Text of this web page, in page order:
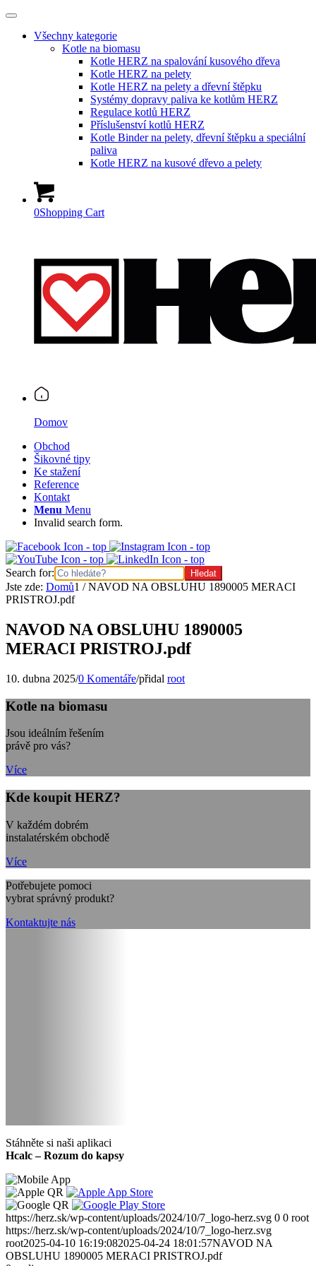
Všechny kategorie
Kotle na biomasu
Kotle HERZ na spalování kusového dřeva
Kotle HERZ na pelety
Kotle HERZ na pelety a dřevní štěpku
Systémy dopravy paliva ke kotlům HERZ
Regulace kotlů HERZ
Příslušenství kotlů HERZ
Kotle Binder na pelety, dřevní štěpku a speciální
paliva
Kotle HERZ na kusové dřevo a pelety
0Shopping Cart
Domov
Obchod
Šikovné tipy
Ke stažení
Reference
Kontakt
Menu Menu
Invalid search form.
Search for:
Jste zde: Domů1 / NAVOD NA OBSLUHU 1890005 MERACI
PRISTROJ.pdf
NAVOD NA OBSLUHU 1890005
MERACI PRISTROJ.pdf
10. dubna 2025/0 Komentáře/přidal root
Kotle na biomasu
Jsou ideálním řešením
právě pro vás?
Více
Kde koupit HERZ?
V každém dobrém
instalatérském obchodě
Více
Potřebujete pomoci
vybrat správný produkt?
Kontaktujte nás
Stáhněte si naši aplikaci
Hcalc – Rozum do kapsy
https://herz.sk/wp-content/uploads/2024/10/7_logo-herz.svg 0 0 root
https://herz.sk/wp-content/uploads/2024/10/7_logo-herz.svg
root2025-04-10 16:19:082025-04-24 18:01:57NAVOD NA
OBSLUHU 1890005 MERACI PRISTROJ.pdf